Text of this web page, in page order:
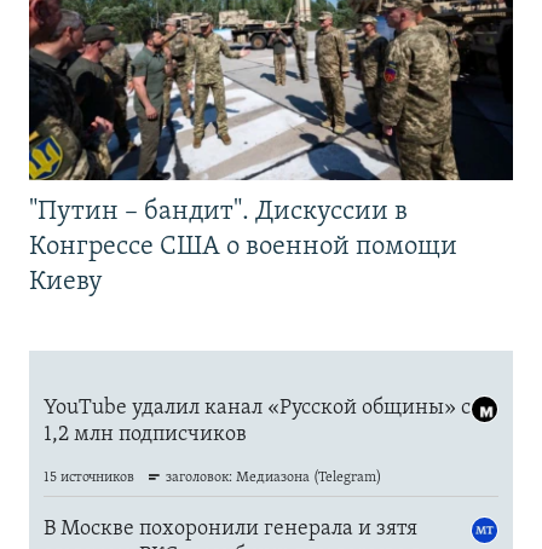
"Путин – бандит". Дискуссии в
Конгрессе США о военной помощи
Киеву